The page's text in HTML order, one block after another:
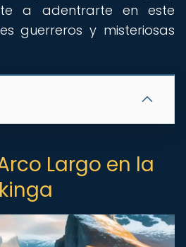
a adentrarte en este
guerreros y misteriosas
Largo en la